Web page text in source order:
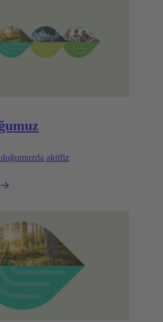
aktifiz